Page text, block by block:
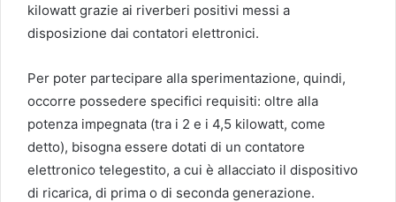
kilowatt grazie ai riverberi positivi messi a
disposizione dai contatori elettronici.
Per poter partecipare alla sperimentazione, quindi,
occorre possedere specifici requisiti: oltre alla
potenza impegnata (tra i 2 e i 4,5 kilowatt, come
detto), bisogna essere dotati di un contatore
elettronico telegestito, a cui è allacciato il dispositivo
di ricarica, di prima o di seconda generazione.